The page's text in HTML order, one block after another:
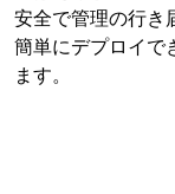
安全で管理の行き
簡単にデプロイで
ます。